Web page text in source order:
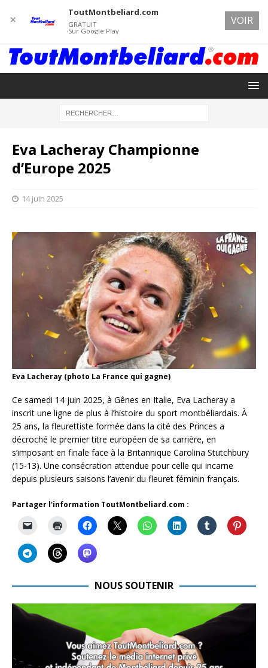
Eva Lacheray Championne
d’Europe 2025
14 juin 2025
Eva Lacheray (photo La France qui gagne)
Ce samedi 14 juin 2025, à Gênes en Italie, Eva Lacheray a
inscrit une ligne de plus à l’histoire du sport montbéliardais. À
25 ans, la fleurettiste formée dans la cité des Princes a
décroché le premier titre européen de sa carrière, en
s’imposant en finale face à la Britannique Carolina Stutchbury
(15-13). Une consécration attendue pour celle qui incarne
depuis plusieurs saisons l’avenir du fleuret féminin français.
Partager l'information ToutMontbeliard.com :
NOUS SOUTENIR
✕
ToutMontbeliard.com
GRATUIT
Sur Google Play
VOIR